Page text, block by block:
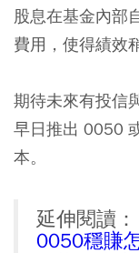
股息在基金內部
費用，使得績效
期待未來有投信
早日推出 0050
本。
延伸閱讀：
0050穩賺